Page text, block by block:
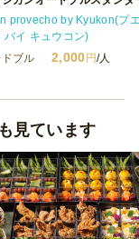
provecho by Kyukon(プ
バイ キュウコン)
ブル
2,000円/人
見ています